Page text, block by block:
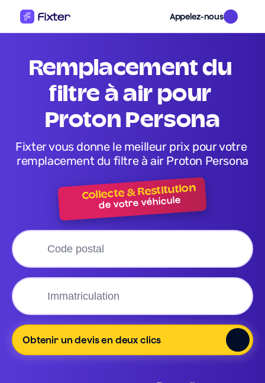
Appelez-nous
remplacement du
filtre à air pour
Proton Persona
Fixter vous donne le meilleur prix pour votre
remplacement du filtre à air Proton Persona
Collecte & Restitution
de votre véhicule
Obtenir un devis en deux clics